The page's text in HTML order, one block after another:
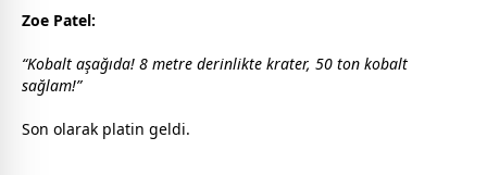
Zoe Patel:
“Kobalt aşağıda! 8 metre derinlikte krater, 50 ton kobalt
sağlam!”
Son olarak platin geldi.